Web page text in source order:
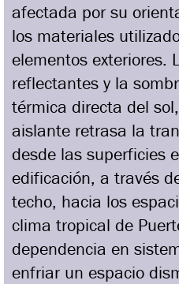
afectada por su
los materiales
elementos exteriores.
reflectantes y la
térmica directa del
aislante retrasa la
desde las superficies
edificación, a través
techo, hacia los
clima tropical de
dependencia en
enfriar un espacio